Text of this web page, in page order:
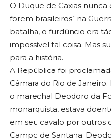
O Duque de Caxias nunca
forem brasileiros” na
batalha, o furdúncio era
impossível tal coisa. Mas
para a história.
A República foi
Câmara do Rio de
o marechal Deodoro da
monarquista, estava
em seu cavalo por outros
Campo de Santana.